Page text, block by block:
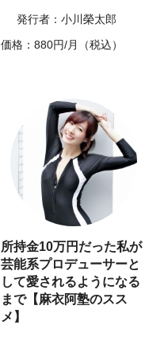
発行者：小川榮太郎
価格：880円/月（税込）
所持金10万円だった私が
芸能系プロデューサーと
して愛されるようになる
まで【麻衣阿塾のスス
メ】